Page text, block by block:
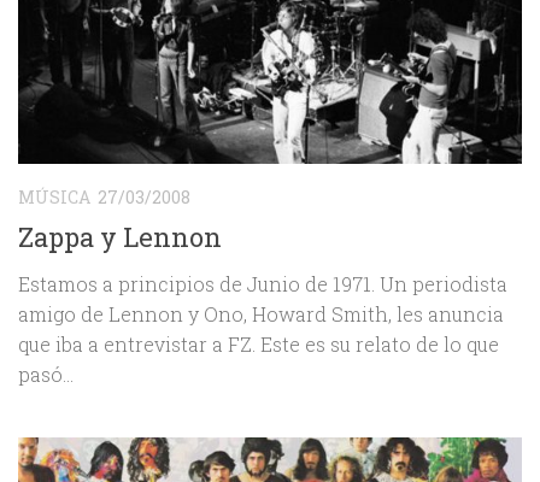
MÚSICA 27/03/2008
Zappa y Lennon
Estamos a principios de Junio de 1971. Un periodista
amigo de Lennon y Ono, Howard Smith, les anuncia
que iba a entrevistar a FZ. Este es su relato de lo que
pasó…